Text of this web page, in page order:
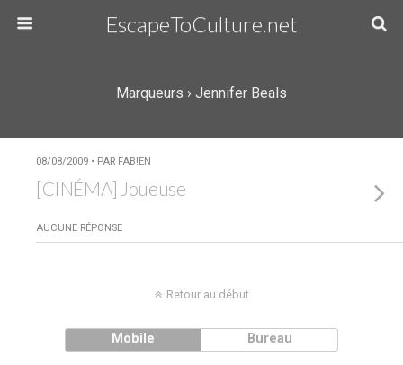
EscapeToCulture.net
Marqueurs › Jennifer Beals
08/08/2009 • PAR FAB!EN
[CINÉMA] Joueuse
AUCUNE RÉPONSE
Retour au début
Mobile Bureau